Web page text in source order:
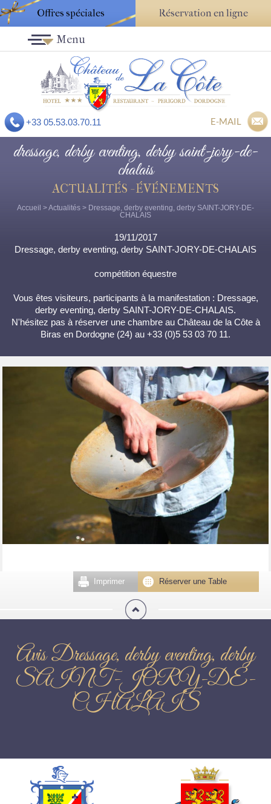
Offres spéciales Réservation en ligne
+33 05.53.03.70.11 E-MAIL
Menu
dressage, derby eventing, derby saint-jory-de-
chalais
ACTUALITÉS - ÉVÉNEMENTS
Accueil >Actualités > Dressage, derby eventing, derby SAINT-JORY-DE-
CHALAIS
19/11/2017
Dressage, derby eventing, derby SAINT-JORY-DE-CHALAIS
compétition équestre
Vous êtes visiteurs, participants à la manifestation : Dressage,
derby eventing, derby SAINT-JORY-DE-CHALAIS.
N'hésitez pas à réserver une chambre au Château de la Côte à
Biras en Dordogne (24) au +33 (0)5 53 03 70 11.
Réserver une Table
Imprimer
Avis Dressage, derby eventing, derby
SAINT-JORY-DE-
CHALAIS